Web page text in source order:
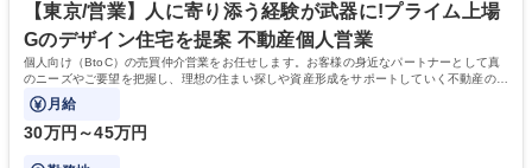
資格 学歴：大学院 大学 高専 短大 専修学校 高校 語学力： 資格：第一種運
転免許普通自動車
【東京/営業】人に寄り添う経験が武器に!プライム上場
Gのデザイン住宅を提案 不動産個人営業
個人向け（BtoC）の売買仲介営業をお任せします。お客様の身近なパートナーとして真
のニーズやご要望を把握し、理想の住まい探しや資産形成をサポートしていく不動産のプ
ロフェッショナルとしての仕事です。
月給
30万円～45万円